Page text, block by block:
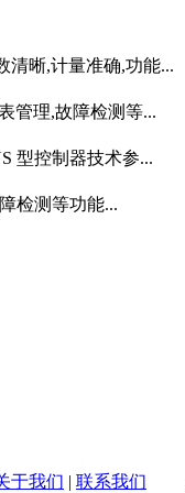
清晰,计量准确,功能...
管理,故障检测等...
型控制器技术参...
检测等功能...
于我们 | 联系我们